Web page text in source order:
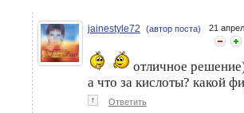
jainestyle72 (автор поста) 21
отличное
а что за кислоты? какой
↑ Ответить